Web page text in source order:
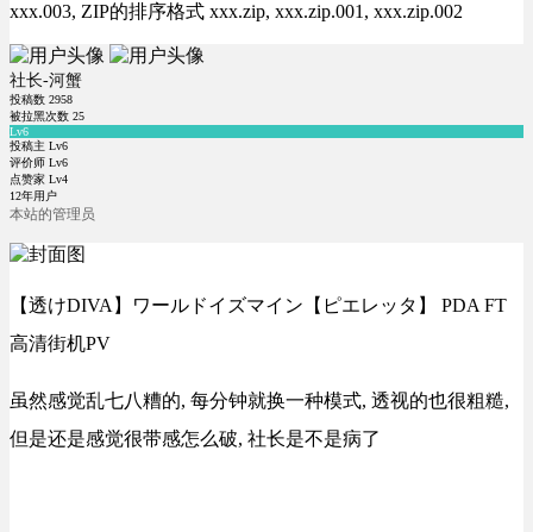
xxx.003, ZIP的排序格式 xxx.zip, xxx.zip.001, xxx.zip.002
社长-河蟹
投稿数 2958
被拉黑次数 25
Lv6
投稿主 Lv6
评价师 Lv6
点赞家 Lv4
12年用户
本站的管理员
【透けDIVA】ワールドイズマイン【ピエレッタ】 PDA FT
高清街机PV
虽然感觉乱七八糟的, 每分钟就换一种模式, 透视的也很粗糙,
但是还是感觉很带感怎么破, 社长是不是病了